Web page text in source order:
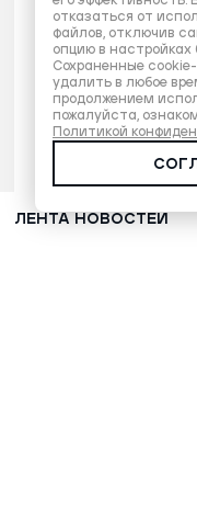
ЛЕНТА НОВОСТЕЙ
отказаться от
файлов, отключив
опцию в настройках
Сохраненные
удалить в любое
продолжением
пожалуйста,
Политикой